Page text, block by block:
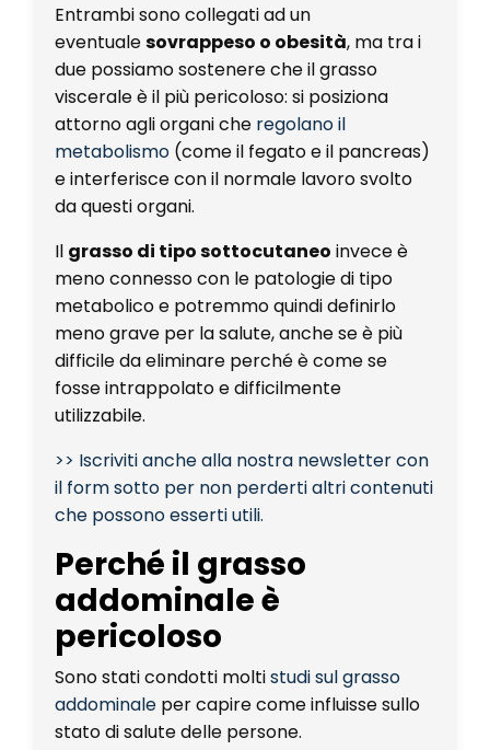
Entrambi sono collegati ad un
eventualesovrappeso o obesità, ma tra i
due possiamo sostenere che il grasso
viscerale è il più pericoloso: si posiziona
attorno agli organi che regolano il
metabolismo (come il fegato e il pancreas)
e interferisce con il normale lavoro svolto
da questi organi.
Il grasso di tipo sottocutaneo invece è
meno connesso con le patologie di tipo
metabolico e potremmo quindi definirlo
meno grave per la salute, anche se è più
difficile da eliminare perché è come se
fosse intrappolato e difficilmente
utilizzabile.
>> Iscriviti anche alla nostra newsletter con
il form sotto per non perderti altri contenuti
che possono esserti utili.
Perché il grasso
addominale è
pericoloso
Sono stati condotti moltistudi sul grasso
addominale per capire come influisse sullo
stato di salute delle persone.